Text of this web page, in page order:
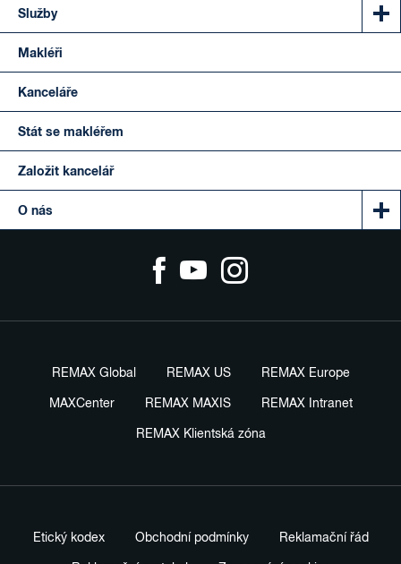
Služby
Makléři
Kanceláře
Stát se makléřem
Založit kancelář
O nás
REMAX Global REMAX US REMAX Europe
MAXCenter REMAX MAXIS REMAX Intranet
REMAX Klientská zóna
Etický kodex Obchodní podmínky Reklamační řád